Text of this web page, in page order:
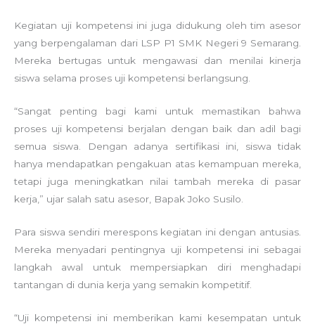
Kegiatan uji kompetensi ini juga didukung oleh tim asesor
yang berpengalaman dari LSP P1 SMK Negeri 9 Semarang.
Mereka bertugas untuk mengawasi dan menilai kinerja
siswa selama proses uji kompetensi berlangsung.
“Sangat penting bagi kami untuk memastikan bahwa
proses uji kompetensi berjalan dengan baik dan adil bagi
semua siswa. Dengan adanya sertifikasi ini, siswa tidak
hanya mendapatkan pengakuan atas kemampuan mereka,
tetapi juga meningkatkan nilai tambah mereka di pasar
kerja,” ujar salah satu asesor, Bapak Joko Susilo.
Para siswa sendiri merespons kegiatan ini dengan antusias.
Mereka menyadari pentingnya uji kompetensi ini sebagai
langkah awal untuk mempersiapkan diri menghadapi
tantangan di dunia kerja yang semakin kompetitif.
“Uji kompetensi ini memberikan kami kesempatan untuk